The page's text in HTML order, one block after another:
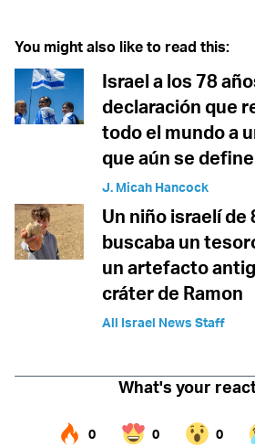
You might also like to read this:
Israel a los 78
declaración que
todo el mundo a
que aún se
J. Micah Hancock
Un niño israelí de
buscaba un
un artefacto
cráter de Ramon
All Israel News Staff